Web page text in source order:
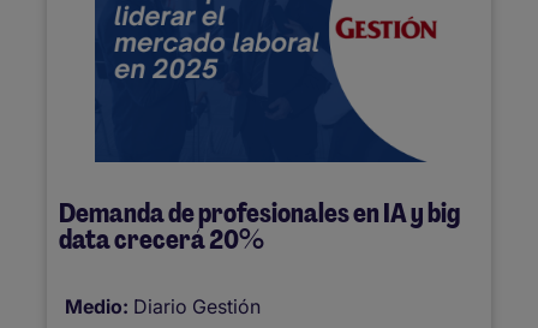
Demanda de profesionales en IA y big
data crecerá 20%
Medio: Diario Gestión